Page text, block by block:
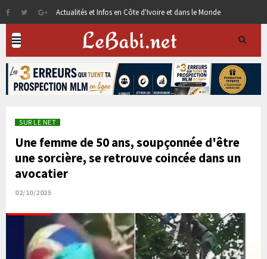
Actualités et Infos en Côte d'Ivoire et dans le Monde
SUR LE NET
Une femme de 50 ans, soupçonnée d'être
une sorcière, se retrouve coincée dans un
avocatier
02/10/2025